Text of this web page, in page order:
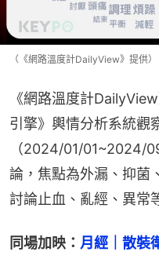
（《網路溫度計DailyView》提供）
《網路溫度計
引擎》輿情分析系統觀
（2024/01/01~2024/
論，焦點為外漏、抑菌
討論止血、亂經、異常
同場加映： 月經｜散裝